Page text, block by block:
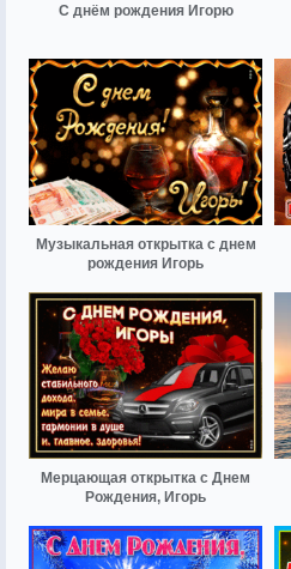
С днём рождения Игорю
Музыкальная открытка с днем
рождения Игорь
Мерцающая открытка с Днем
Рождения, Игорь